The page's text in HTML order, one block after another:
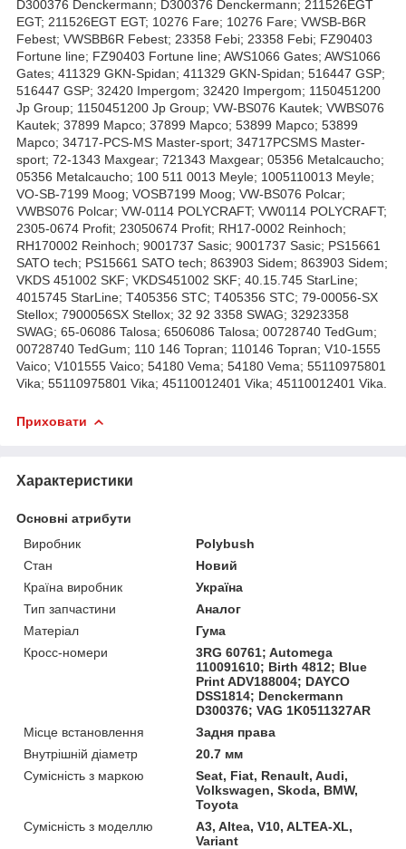
D300376 Denckermann; D300376 Denckermann; 211526EGT
EGT; 211526EGT EGT; 10276 Fare; 10276 Fare; VWSB-B6R
Febest; VWSBB6R Febest; 23358 Febi; 23358 Febi; FZ90403
Fortune line; FZ90403 Fortune line; AWS1066 Gates; AWS1066
Gates; 411329 GKN-Spidan; 411329 GKN-Spidan; 516447 GSP;
516447 GSP; 32420 Impergom; 32420 Impergom; 1150451200
Jp Group; 1150451200 Jp Group; VW-BS076 Kautek; VWBS076
Kautek; 37899 Mapco; 37899 Mapco; 53899 Mapco; 53899
Mapco; 34717-PCS-MS Master-sport; 34717PCSMS Master-
sport; 72-1343 Maxgear; 721343 Maxgear; 05356 Metalcaucho;
05356 Metalcaucho; 100 511 0013 Meyle; 1005110013 Meyle;
VO-SB-7199 Moog; VOSB7199 Moog; VW-BS076 Polcar;
VWBS076 Polcar; VW-0114 POLYCRAFT; VW0114 POLYCRAFT;
2305-0674 Profit; 23050674 Profit; RH17-0002 Reinhoch;
RH170002 Reinhoch; 9001737 Sasic; 9001737 Sasic; PS15661
SATO tech; PS15661 SATO tech; 863903 Sidem; 863903 Sidem;
VKDS 451002 SKF; VKDS451002 SKF; 40.15.745 StarLine;
4015745 StarLine; T405356 STC; T405356 STC; 79-00056-SX
Stellox; 7900056SX Stellox; 32 92 3358 SWAG; 32923358
SWAG; 65-06086 Talosa; 6506086 Talosa; 00728740 TedGum;
00728740 TedGum; 110 146 Topran; 110146 Topran; V10-1555
Vaico; V101555 Vaico; 54180 Vema; 54180 Vema; 55110975801
Vika; 55110975801 Vika; 45110012401 Vika; 45110012401 Vika.
Приховати
Характеристики
Основні атрибути
Виробник
Polybush
Стан
Новий
Країна виробник
Україна
Тип запчастини
Аналог
Матеріал
Гума
Кросс-номери
3RG 60761; Automega
110091610; Birth 4812; Blue
Print ADV188004; DAYCO
DSS1814; Denckermann
D300376; VAG 1K0511327AR
Місце встановлення
Задня права
Внутрішній діаметр
20.7 мм
Сумісність з маркою
Seat, Fiat, Renault, Audi,
Volkswagen, Skoda, BMW,
Toyota
Сумісність з моделлю
A3, Altea, V10, ALTEA-XL,
Variant